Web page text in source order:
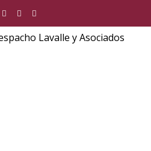
Lavalle y Asociados